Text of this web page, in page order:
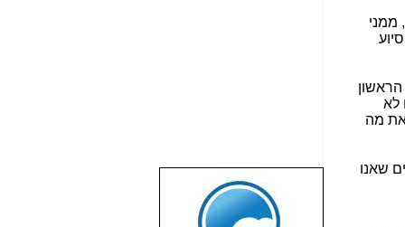
ממני
לא
את מה
שאנו
שבוע טוב לכל
הגולשים באשר
הם!!!